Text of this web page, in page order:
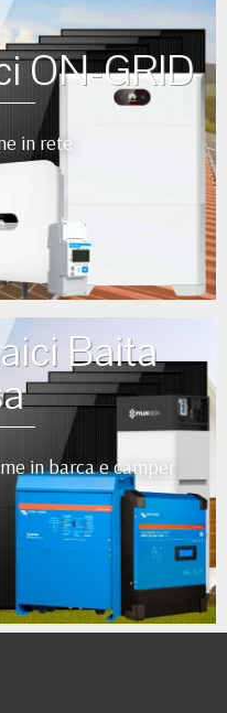
ON-GRID
in rete
Baita
in barca e camper